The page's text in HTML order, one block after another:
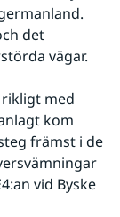
det
vägar.
med
kom
främst i de
vid Byske